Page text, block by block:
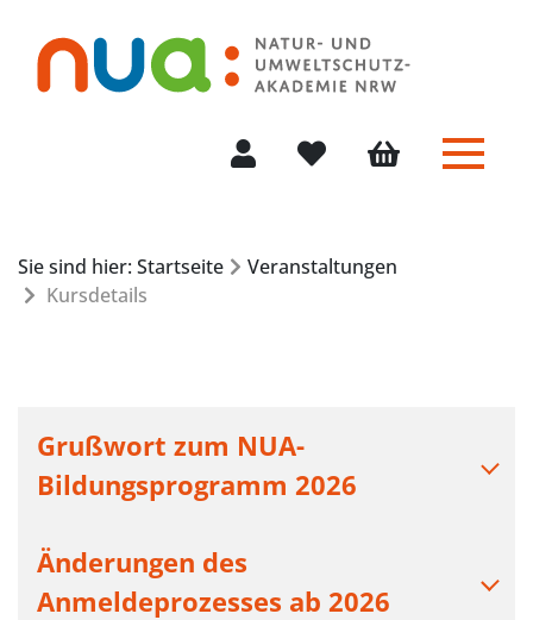
Menü
Sie sind hier: Startseite
Veranstaltungen
Kursdetails
Grußwort zum NUA-
Bildungsprogramm 2026
Änderungen des
Anmeldeprozesses ab 2026